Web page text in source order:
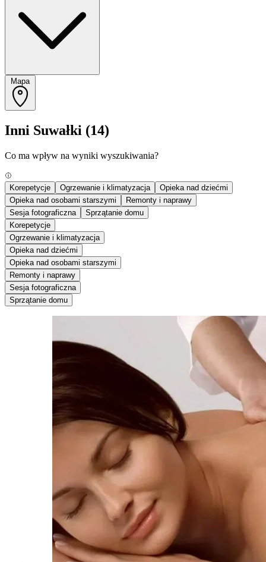
Mapa
Inni Suwałki (14)
Co ma wpływ na wyniki wyszukiwania?
Korepetycje Ogrzewanie i klimatyzacja
Opieka nad dziećmi
Opieka nad osobami starszymi
Remonty i naprawy
Sesja fotograficzna
Sprzątanie domu
Korepetycje
Ogrzewanie i klimatyzacja
Opieka nad dziećmi
Opieka nad osobami starszymi
Remonty i naprawy
Sesja fotograficzna
Sprzątanie domu